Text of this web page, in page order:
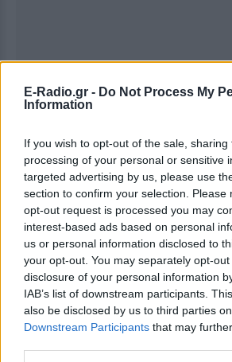
E-Radio.gr - Do Not Process My
Information
If you wish to opt-out of the sale,
processing of your personal or sensitive
targeted advertising by us, please use
section to confirm your selection. Please
opt-out request is processed you may
interest-based ads based on personal
us or personal information disclosed to
your opt-out. You may separately opt-
disclosure of your personal information
IAB’s list of downstream participants.
also be disclosed by us to third parties
Downstream Participants that may
Ακολουθήστε το E-Radio.gr
και μάθετε πρώτοι τα πιο hot
Εσύ μπήκες στο E-Daily.gr; Τα
και ότι σου κάνει κλικ!
Ακολουθήστε το E-Radio.gr
ΔΙΑΦΗΜΙΣΗ